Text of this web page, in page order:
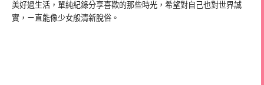
美好過生活，單純紀錄分享喜歡的那些時光，希望對自己也對世界誠
實，ㄧ直能像少女般清新脫俗。